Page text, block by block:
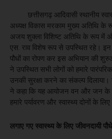
छत्तीसगढ़ आदिवासी स्थानीय
अध्यक्ष विकास मरकाम मुख्य अतिथि के
अजय शुक्ला विशिष्ट अतिथि के रूप में
एस. राव विशेष रूप से उपस्थित रहे। इन
पौधों का रोपण कर इस अभियान की
ने उपस्थित सभी लोगों को हमारे
उनकी सुरक्षा करने का संकल्प दिलाया।
ने कहा कि ​यह आयोजन वन और जन के
हमारे पर्यावरण और स्वास्थ्य दोनों के लिए
​लगाए गए स्वास्थ्य के लिए जीवनदायी पौधे